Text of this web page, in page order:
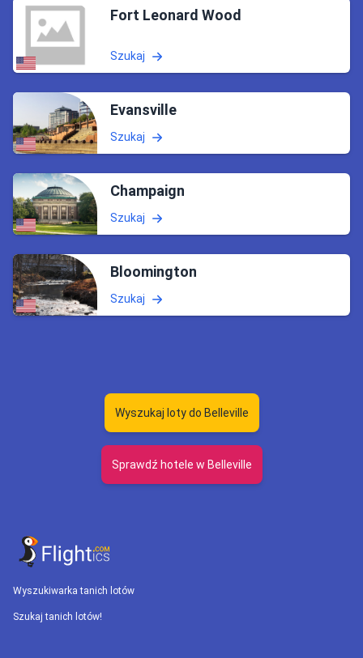
Fort Leonard Wood
Szukaj
Evansville
Szukaj
Champaign
Szukaj
Bloomington
Szukaj
Wyszukaj loty do Belleville
Sprawdź hotele w Belleville
Wyszukiwarka tanich lotów
Szukaj tanich lotów!